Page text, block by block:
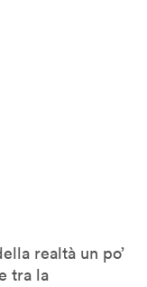
realtà un po’
tra la